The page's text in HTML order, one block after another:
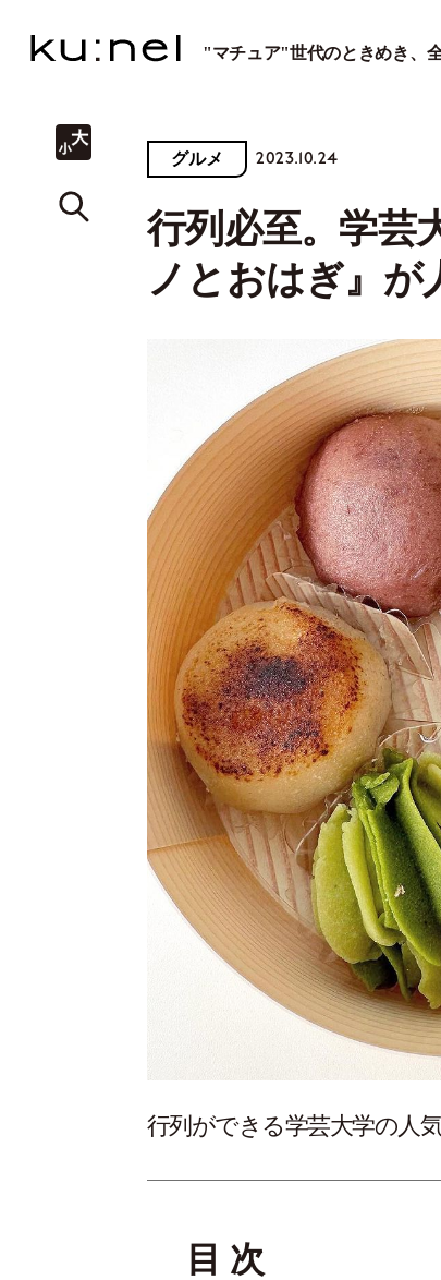
"マチュア"世代のときめき、全
グルメ 2023.10.24
行列必至。学芸
ノとおはぎ』が
行列ができる学芸大学の人
目 次